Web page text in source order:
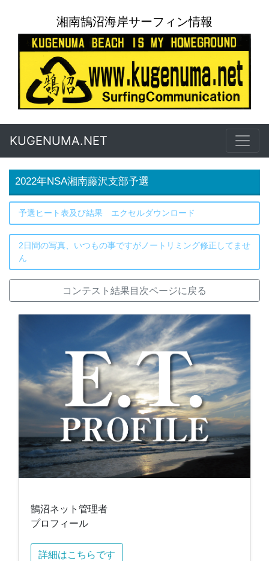
湘南鵠沼海岸サーフィン情報
KUGENUMA.NET
2022年NSA湘南藤沢支部予選
予選ヒート表及び結果 エクセルダウンロード
2日間の写真、いつもの事ですがノートリミング修正してませ
ん
コンテスト結果目次ページに戻る
鵠沼ネット管理者
プロフィール
詳細はこちらです